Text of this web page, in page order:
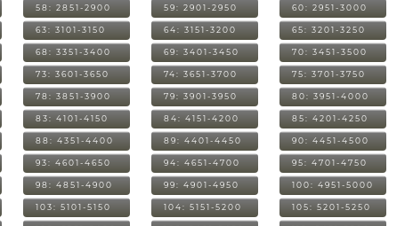
58: 2851-2900 59: 2901-2950 60: 2951-3000
63: 3101-3150 64: 3151-3200 65: 3201-3250
68: 3351-3400 69: 3401-3450 70: 3451-3500
73: 3601-3650 74: 3651-3700 75: 3701-3750
78: 3851-3900 79: 3901-3950 80: 3951-4000
83: 4101-4150 84: 4151-4200 85: 4201-4250
88: 4351-4400 89: 4401-4450 90: 4451-4500
93: 4601-4650 94: 4651-4700 95: 4701-4750
98: 4851-4900 99: 4901-4950 100: 4951-5000
103: 5101-5150 104: 5151-5200 105: 5201-5250